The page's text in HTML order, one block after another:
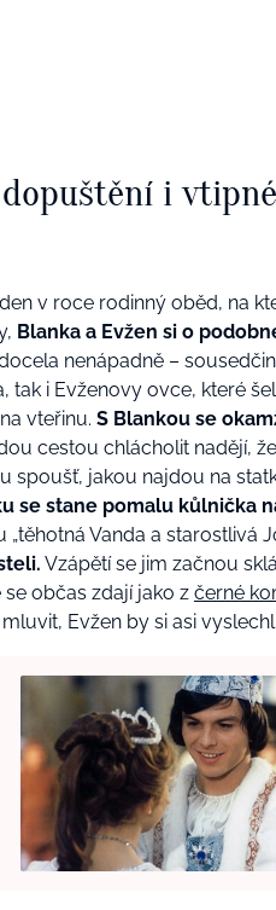
i vtipné
v roce rodinný oběd, na
Blanka a Evžen si o
nenápadně –
tak i Evženovy ovce, které
vteřinu. S Blankou se
cestou chlácholit nadějí,
spoušť, jakou najdou na
se stane pomalu kůlnička
Vanda a starostlivá
Vzápětí se jim začnou
občas zdají jako z černé
Evžen by si asi